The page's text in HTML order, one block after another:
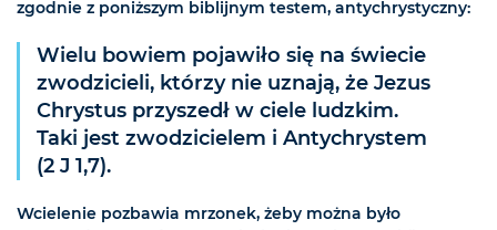
zgodnie z poniższym biblijnym testem, antychrystyczny:
Wielu bowiem pojawiło się na świecie
zwodzicieli, którzy nie uznają, że Jezus
Chrystus przyszedł w ciele ludzkim.
Taki jest zwodzicielem i Antychrystem
(2 J 1,7).
Wcielenie pozbawia mrzonek, żeby można było